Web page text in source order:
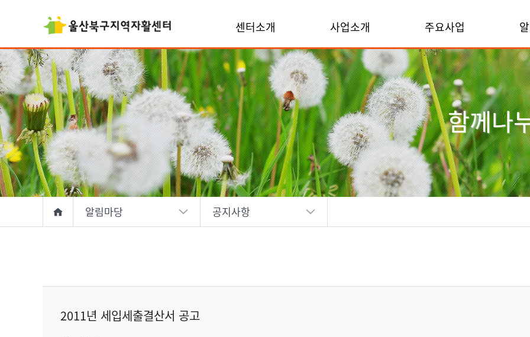
센터소개 사업소개 주요사업
함께나
알림마당 공지사항
2011년 세입세출결산서 공고